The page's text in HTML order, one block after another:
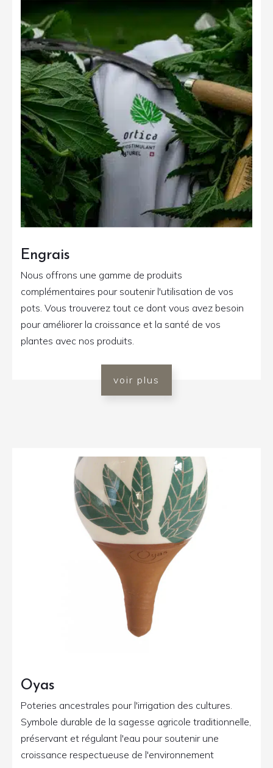
Engrais
Nous offrons une gamme de produits
complémentaires pour soutenir l'utilisation de vos
pots. Vous trouverez tout ce dont vous avez besoin
pour améliorer la croissance et la santé de vos
plantes avec nos produits.
voir plus
Oyas
Poteries ancestrales pour l'irrigation des cultures.
Symbole durable de la sagesse agricole traditionnelle,
préservant et régulant l'eau pour soutenir une
croissance respectueuse de l'environnement